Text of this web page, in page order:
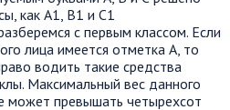
как А1, В1 и С1
с первым классом. Если
лица имеется отметка А, то
водить такие средства
Максимальный вес данного
может превышать четырехсот